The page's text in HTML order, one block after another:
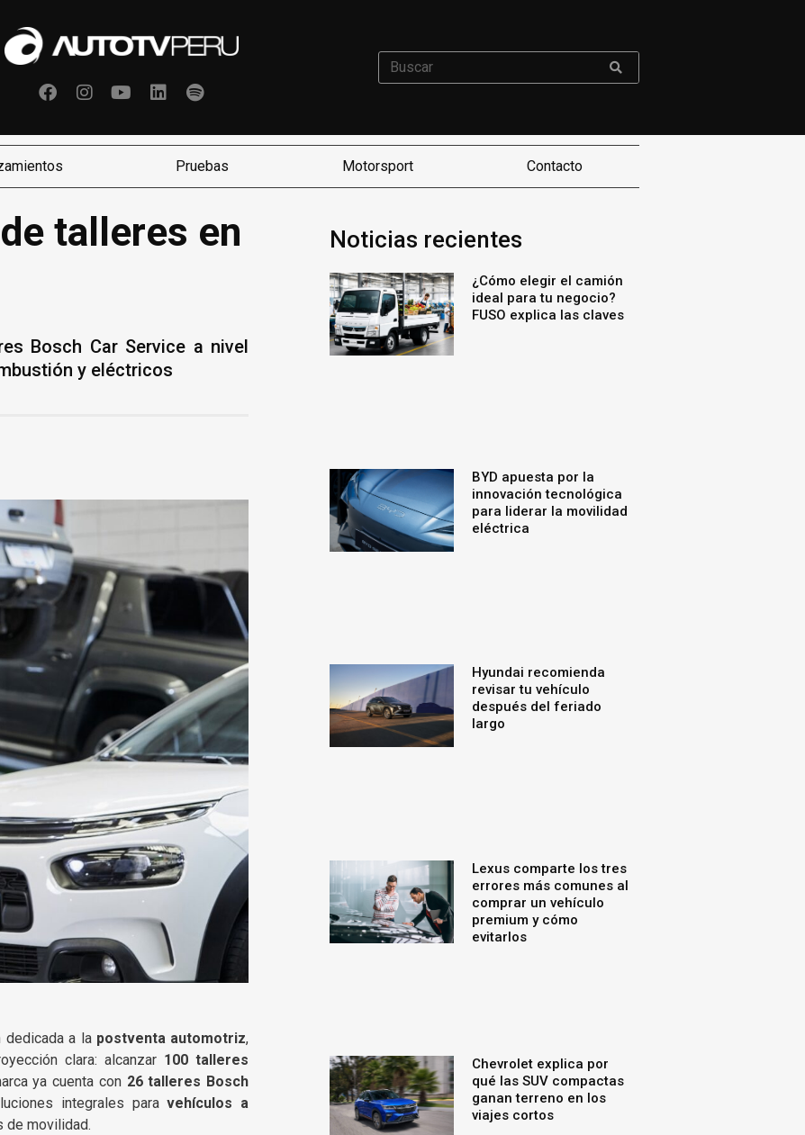
Pruebas Motorsport Contacto
talleres en
Bosch Car Service a nivel
y eléctricos
dedicada a la postventa automotriz,
clara: alcanzar 100 talleres
ya cuenta con 26 talleres Bosch
integrales paravehículos a
de movilidad.
Noticias recientes
¿Cómo elegir el camión
ideal para tu negocio?
FUSO explica las claves
BYD apuesta por la
innovación tecnológica
para liderar la movilidad
eléctrica
Hyundai recomienda
revisar tu vehículo
después del feriado
largo
Lexus comparte los tres
errores más comunes al
comprar un vehículo
premium y cómo
evitarlos
Chevrolet explica por
qué las SUV compactas
ganan terreno en los
viajes cortos